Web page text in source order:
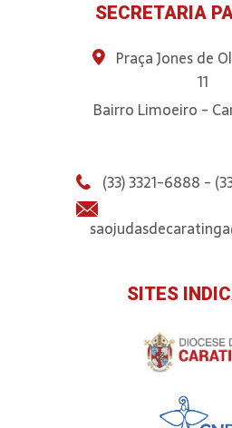
SECRETARIA
Praça Jones de
11
Bairro Limoeiro -
(33) 3321-6888 -
SITES